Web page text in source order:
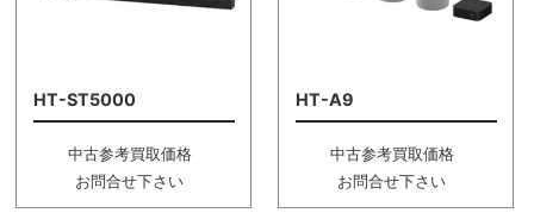
HT-ST5000
中古参考買取価格
お問合せ下さい
HT-A9
中古参考買取価格
お問合せ下さい